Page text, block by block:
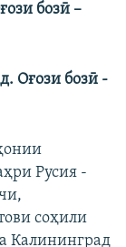
бозӣ –
. Оғози бозӣ -
Русия -
соҳили
Калининград